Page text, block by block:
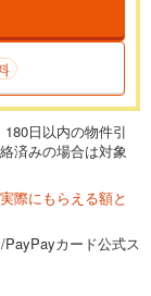
多くの金融機関
す。
万円
6,990万円
力してくださ
す。
万円
日以内の物件引
済みの場合は対象
際にもらえる額と
カード公式ス